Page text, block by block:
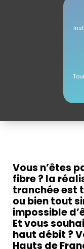
Vous n’êtes
fibre ? la
tranchée est
ou bien tout
impossible
Et vous
haut débit ?
Hauts de